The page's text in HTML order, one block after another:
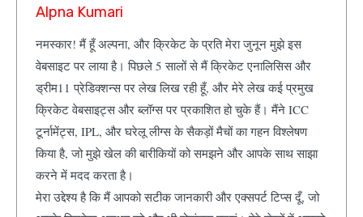
Alpna Kumari
नमस्कार! मैं हूँ अल्पना, और क्रिकेट के प्रति मेरा जुनून मुझे इस
वेबसाइट पर लाया है। पिछले 5 सालों से मैं क्रिकेट एनालिसिस और
ड्रीम11 प्रेडिक्शन्स पर लेख लिख रही हूँ, और मेरे लेख कई प्रमुख
क्रिकेट वेबसाइट्स और ब्लॉग्स पर प्रकाशित हो चुके हैं। मैंने ICC
टूर्नामेंट्स, IPL, और घरेलू लीग्स के सैकड़ों मैचों का गहन विश्लेषण
किया है, जो मुझे खेल की बारीकियों को समझने और आपके साथ साझा
करने में मदद करता है।
मेरा उद्देश्य है कि मैं आपको सटीक जानकारी और एक्सपर्ट टिप्स दूँ, जो